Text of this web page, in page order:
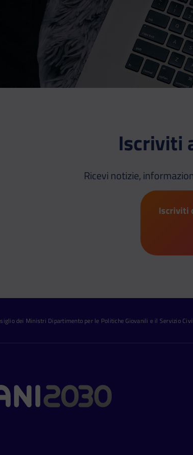
Iscriviti
Ricevi notizie,
Iscriviti
dei Ministri Dipartimento per le Politiche Giovanili e il Servizio